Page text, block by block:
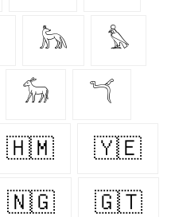
𓃦 𓅊
𓃘 𓆔
🇭🇲 🇾🇪
🇳🇬 🇬🇹